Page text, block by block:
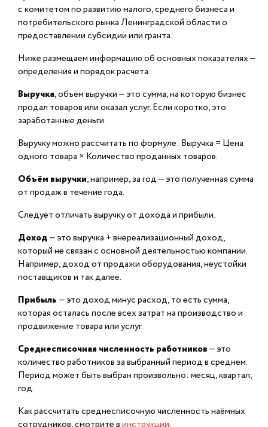
с комитетом по развитию малого, среднего бизнеса и
потребительского рынка Ленинградской области о
предоставлении субсидии или гранта.
Ниже размещаем информацию об основных показателях —
определения и порядок расчета.
Выручка, объём выручки — это сумма, на которую бизнес
продал товаров или оказал услуг. Если коротко, это
заработанные деньги.
Выручку можно рассчитать по формуле: Выручка = Цена
одного товара × Количество проданных товаров.
Объём выручки, например, за год — это полученная сумма
от продаж в течение года.
Следует отличать выручку от дохода и прибыли.
Доход— это выручка + внереализационный доход,
который не связан с основной деятельностью компании.
Например, доход от продажи оборудования, неустойки
поставщиков и так далее.
Прибыль — это доход минус расход, то есть сумма,
которая осталась после всех затрат на производство и
продвижение товара или услуг.
Среднесписочная численность работников— это
количество работников за выбранный период в среднем.
Период может быть выбран произвольно: месяц, квартал,
год.
Как рассчитать среднесписочную численность наёмных